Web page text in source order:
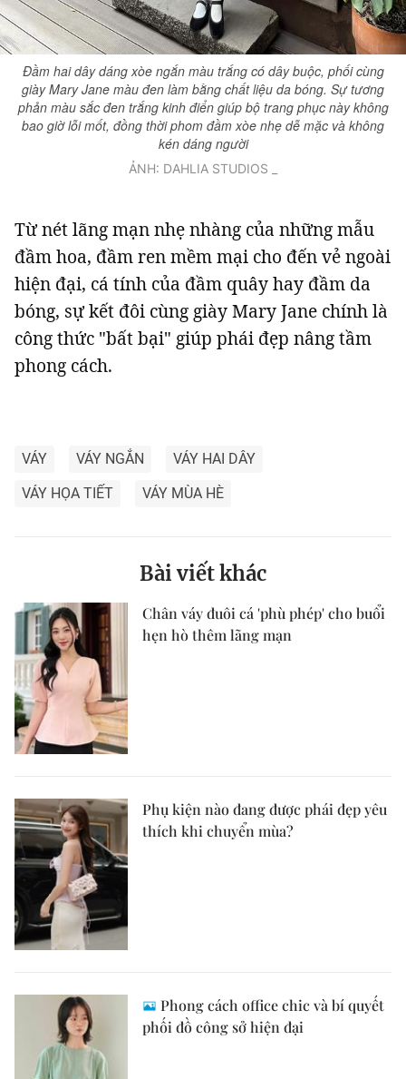
Đầm hai dây dáng xòe ngắn màu trắng có dây buộc, phối cùng
giày Mary Jane màu đen làm bằng chất liệu da bóng. Sự tương
phản màu sắc đen trắng kinh điển giúp bộ trang phục này không
bao giờ lỗi mốt, đồng thời phom đầm xòe nhẹ dễ mặc và không
kén dáng người
ẢNH: DAHLIA STUDIOS _
Từ nét lãng mạn nhẹ nhàng của những mẫu
đầm hoa, đầm ren mềm mại cho đến vẻ ngoài
hiện đại, cá tính của đầm quây hay đầm da
bóng, sự kết đôi cùng giày Mary Jane chính là
công thức "bất bại" giúp phái đẹp nâng tầm
phong cách.
VÁY VÁY NGẮN
VÁY HAI DÂY
VÁY HỌA TIẾT
VÁY MÙA HÈ
Bài viết khác
Chân váy đuôi cá 'phù phép' cho buổi
hẹn hò thêm lãng mạn
Phụ kiện nào đang được phái đẹp yêu
thích khi chuyển mùa?
Phong cách office chic và bí quyết
phối đồ công sở hiện đại